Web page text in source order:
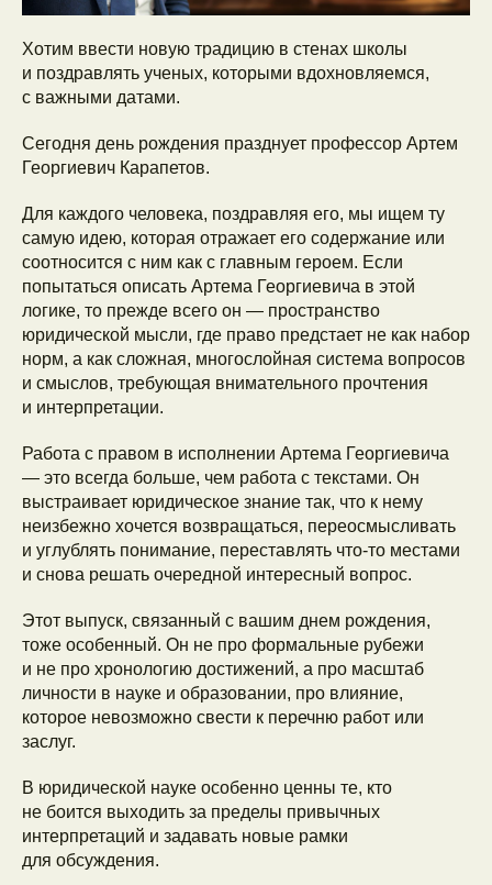
Хотим ввести новую традицию в стенах школы
и поздравлять ученых, которыми вдохновляемся,
с важными датами.
Сегодня день рождения празднует профессор Артем
Георгиевич Карапетов.
Для каждого человека, поздравляя его, мы ищем ту
самую идею, которая отражает его содержание или
соотносится с ним как с главным героем. Если
попытаться описать Артема Георгиевича в этой
логике, то прежде всего он — пространство
юридической мысли, где право предстает не как набор
норм, а как сложная, многослойная система вопросов
и смыслов, требующая внимательного прочтения
и интерпретации.
Работа с правом в исполнении Артема Георгиевича
— это всегда больше, чем работа с текстами. Он
выстраивает юридическое знание так, что к нему
неизбежно хочется возвращаться, переосмысливать
и углублять понимание, переставлять что-то местами
и снова решать очередной интересный вопрос.
Этот выпуск, связанный с вашим днем рождения,
тоже особенный. Он не про формальные рубежи
и не про хронологию достижений, а про масштаб
личности в науке и образовании, про влияние,
которое невозможно свести к перечню работ или
заслуг.
В юридической науке особенно ценны те, кто
не боится выходить за пределы привычных
интерпретаций и задавать новые рамки
для обсуждения.